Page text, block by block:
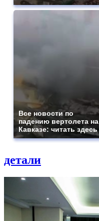
Все новости по
падению вертолета на
Кавказе: читать здесь
детали